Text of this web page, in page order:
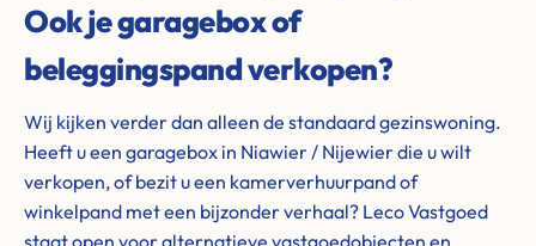
Ook je garagebox of
beleggingspand verkopen?
Wij kijken verder dan alleen de standaard gezinswoning.
Heeft u een garagebox in Niawier / Nijewier die u wilt
verkopen, of bezit u een kamerverhuurpand of
winkelpand met een bijzonder verhaal? Leco Vastgoed
staat open voor alternatieve vastgoedobjecten en